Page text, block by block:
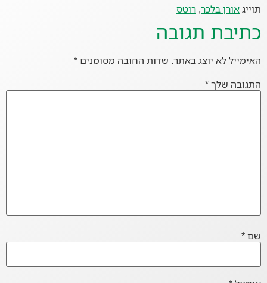
תוייגאורן בלכר, רוטס
כתיבת תגובה
האימייל לא יוצג באתר. שדות החובה מסומנים*
התגובה שלך*
שם*